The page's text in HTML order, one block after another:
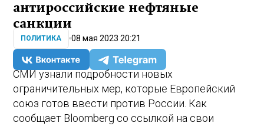
антироссийские нефтяные
санкции
ПОЛИТИКА 08 мая 2023 20:21
СМИ узнали подробности новых
ограничительных мер, которые Европейский
союз готов ввести против России. Как
сообщает Bloomberg со ссылкой на свои